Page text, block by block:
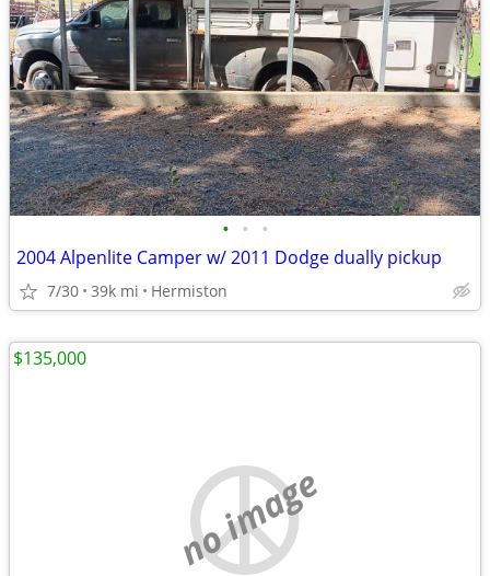
• • •
2004 Alpenlite Camper w/ 2011 Dodge dually pickup
7/30 39k mi Hermiston
no image
$135,000